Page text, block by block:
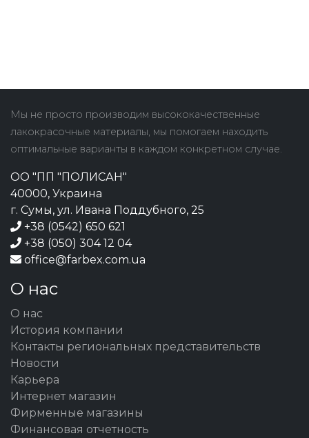
Мы не просто производим высококачественные
лакокрасочные материалы, мы помогаем находить
оптимальные варианты в каждом конкретном случае.
ОО "ПП "ПОЛИСАН"
40000, Украина
г. Сумы, ул. Ивана Поддубного, 25
+38 (0542) 650 621
+38 (050) 304 12 04
office@farbex.com.ua
О нас
О нас
История компании
Контакты региональных представительств
Новости
Карьера
Интернет магазин
Фирменные магазины
Финансовая отчетность